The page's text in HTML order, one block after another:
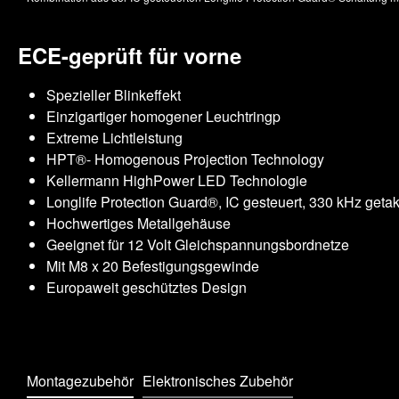
ECE-geprüft für vorne
Spezieller Blinkeffekt
Einzigartiger homogener Leuchtringp
Extreme Lichtleistung
HPT®- Homogenous Projection Technology
Kellermann HighPower LED Technologie
Longlife Protection Guard®, IC gesteuert, 330 kHz
Hochwertiges Metallgehäuse
Geeignet für 12 Volt Gleichspannungsbordnetze
Mit M8 x 20 Befestigungsgewinde
Europaweit geschütztes Design
Montagezubehör Elektronisches Zubehör